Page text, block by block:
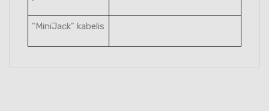
"MiniJack" kabelis